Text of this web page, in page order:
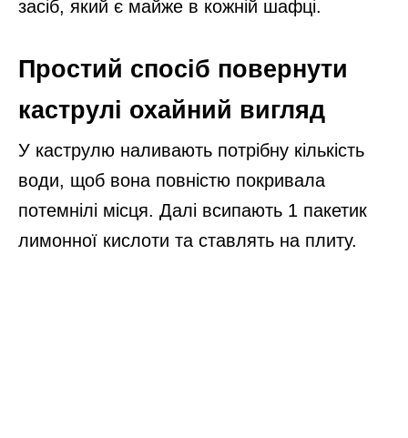
засіб, який є майже в кожній шафці.
Простий спосіб повернути
каструлі охайний вигляд
У каструлю наливають потрібну кількість
води, щоб вона повністю покривала
потемнілі місця. Далі всипають 1 пакетик
лимонної кислоти та ставлять на плиту.